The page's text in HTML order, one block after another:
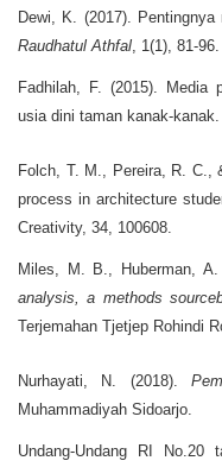
Dewi, K. (2017).
Raudhatul Athfal, 1(1), 81-96.
Fadhilah, F. (2015). Media
usia dini taman kanak-kanak.
Folch, T. M., Pereira, R. C.,
process in architecture
Creativity, 34, 100608.
Miles, M. B., Huberman,
analysis,a methodss
Terjemahan Tjetjep Rohindi
Nurhayati, N. (2018).
Muhammadiyah Sidoarjo.
Undang-Undang RI No.20